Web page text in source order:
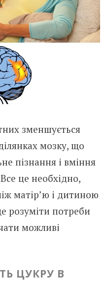
зменшується
мозку, що
пізнання і вміння
Все це необхідно,
матір’ю і дитиною
розуміти потреби
можливі
ЦУКРУ В